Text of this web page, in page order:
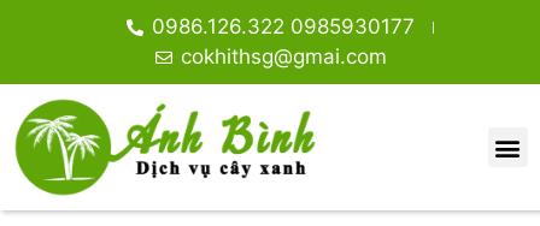
0986.126.322 0985930177
cokhithsg@gmai.com